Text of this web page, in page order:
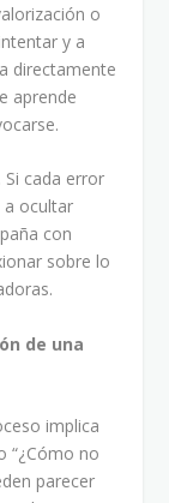
o
y a
directamente
aprende
cada error
a ocultar
con
sobre lo
de una
implica
“¿Cómo no
parecer